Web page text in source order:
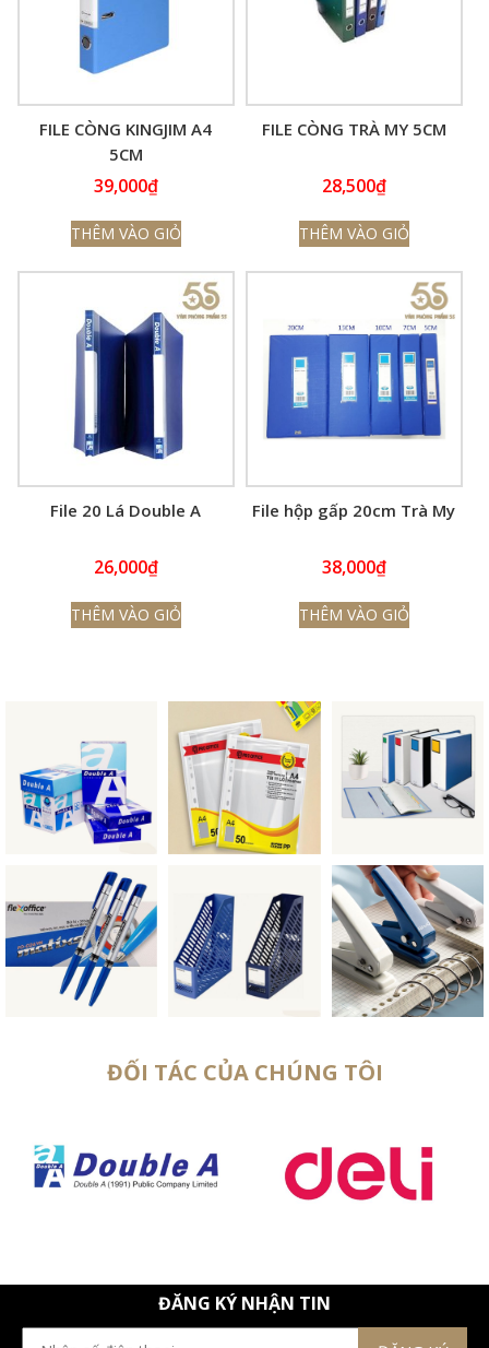
FILE CÒNG KINGJIM A4
5CM
39,000₫
THÊM VÀO GIỎ
FILE CÒNG TRÀ MY 5CM
28,500₫
THÊM VÀO GIỎ
File 20 Lá Double A
26,000₫
THÊM VÀO GIỎ
File hộp gấp 20cm Trà My
38,000₫
THÊM VÀO GIỎ
ĐỐI TÁC CỦA CHÚNG TÔI
ĐĂNG KÝ NHẬN TIN